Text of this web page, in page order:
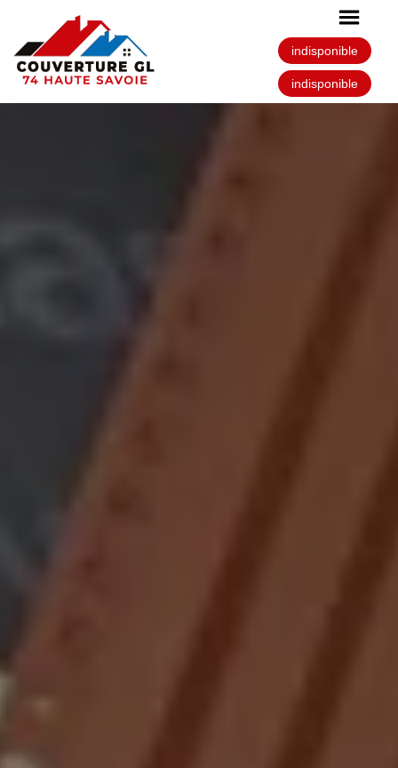
indisponible
indisponible